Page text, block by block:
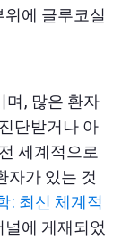
에 글루코실
며, 많은 환자
단받거나 아
세계적으로
자가 있는 것
: 최신 체계적
널에 게재되었